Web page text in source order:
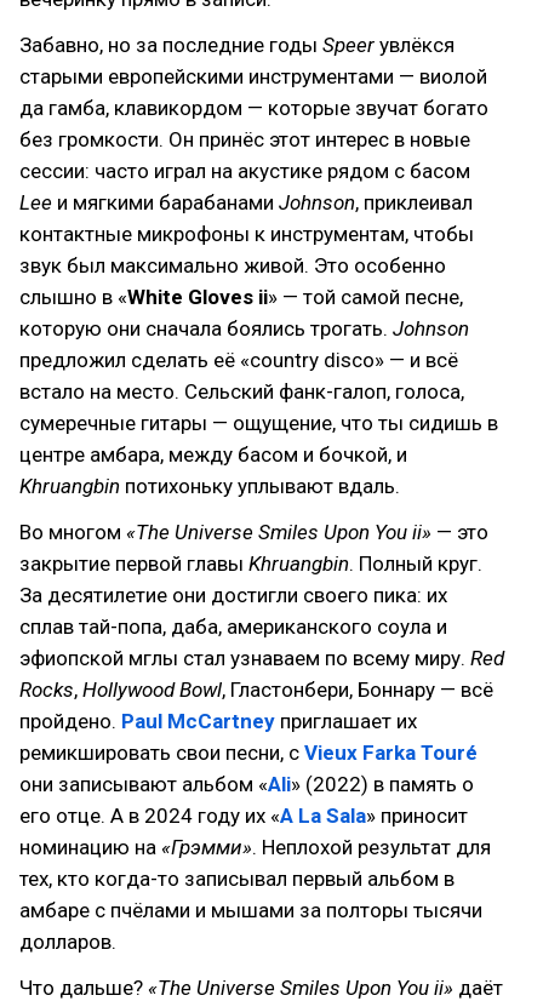
Забавно, но за последние годы Speer увлёкся
старыми европейскими инструментами — виолой
да гамба, клавикордом — которые звучат богато
без громкости. Он принёс этот интерес в новые
сессии: часто играл на акустике рядом с басом
Lee и мягкими барабанами Johnson, приклеивал
контактные микрофоны к инструментам, чтобы
звук был максимально живой. Это особенно
слышно в «White Gloves ii» — той самой песне,
которую они сначала боялись трогать. Johnson
предложил сделать её «country disco» — и всё
встало на место. Сельский фанк-галоп, голоса,
сумеречные гитары — ощущение, что ты сидишь в
центре амбара, между басом и бочкой, и
Khruangbin потихоньку уплывают вдаль.
Во многом «The Universe Smiles Upon You ii» — это
закрытие первой главы Khruangbin. Полный круг.
За десятилетие они достигли своего пика: их
сплав тай-попа, даба, американского соулa и
эфиопской мглы стал узнаваем по всему миру. Red
Rocks, Hollywood Bowl, Гластонбери, Боннару — всё
пройдено. Paul McCartney приглашает их
ремикшировать свои песни, с Vieux Farka Touré
они записывают альбом «Ali» (2022) в память о
его отце. А в 2024 году их «A La Sala» приносит
номинацию на «Грэмми». Неплохой результат для
тех, кто когда-то записывал первый альбом в
амбapе с пчёлами и мышами за полторы тысячи
долларов.
Что дальше? «The Universe Smiles Upon You ii» даёт